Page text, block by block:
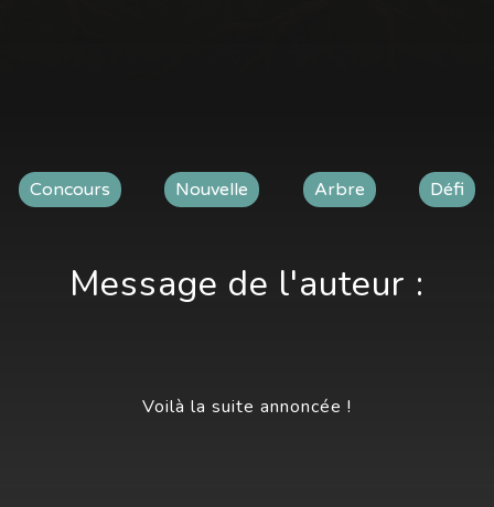
Concours Nouvelle Arbre Défi
Message de l'auteur :
Voilà la suite annoncée !